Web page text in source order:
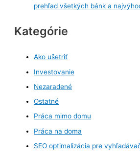
prehľad všetkých bánk a
Kategórie
Ako ušetriť
Investovanie
Nezaradené
Ostatné
Práca mimo domu
Práca na doma
SEO optimalizácia pre